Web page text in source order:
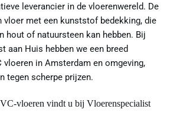
leverancier in de vloerenwereld. De
vloer met een kunststof bedekking, die
hout of natuursteen kan hebben. Bij
aan Huis hebben we een breed
vloeren in Amsterdam en omgeving,
tegen scherpe prijzen.
vloeren vindt u bij Vloerenspecialist